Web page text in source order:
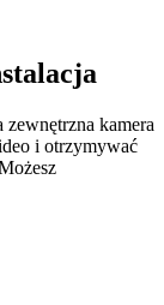
kamera
i otrzymywać